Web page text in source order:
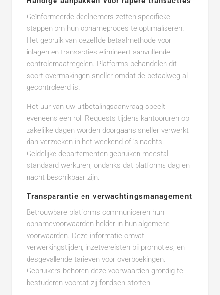
Geïnformeerde deelnemers zetten specifieke
stappen om hun opnameproces te optimaliseren.
Het gebruik van dezelfde betaalmethode voor
inlagen en transacties elimineert aanvullende
controlemaatregelen. Platforms behandelen dit
soort overmakingen sneller omdat de betaalweg al
gecontroleerd is.
Het uur van uw uitbetalingsaanvraag speelt
eveneens een rol. Requests tijdens kantooruren op
zakelijke dagen worden doorgaans sneller verwerkt
dan verzoeken in het weekend of ‘s nachts.
Geldelijke departementen gebruiken meestal
standaard werkuren, ondanks dat platforms dag en
nacht beschikbaar zijn.
Transparantie en verwachtingsmanagement
Betrouwbare platforms communiceren hun
opnamevoorwaarden helder in hun algemene
voorwaarden. Deze informatie omvat
verwerkingstijden, inzetvereisten bij promoties, en
desgevallende tarieven voor overboekingen.
Gebruikers behoren deze voorwaarden grondig te
bestuderen voordat zij fondsen storten.